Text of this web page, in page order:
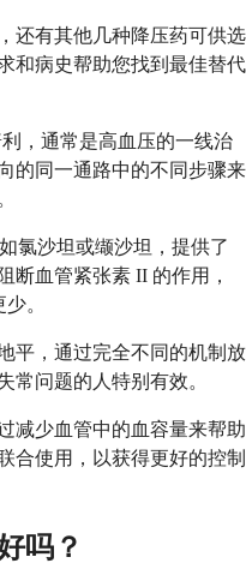
还有其他几种降压药可供选
和病史帮助您找到最佳替代
，通常是高血压的一线治
的同一通路中的不同步骤来
氯沙坦或缬沙坦，提供了
断血管紧张素 II 的作用，
。
平，通过完全不同的机制放
常问题的人特别有效。
减少血管中的血容量来帮助
合使用，以获得更好的控制
吗？